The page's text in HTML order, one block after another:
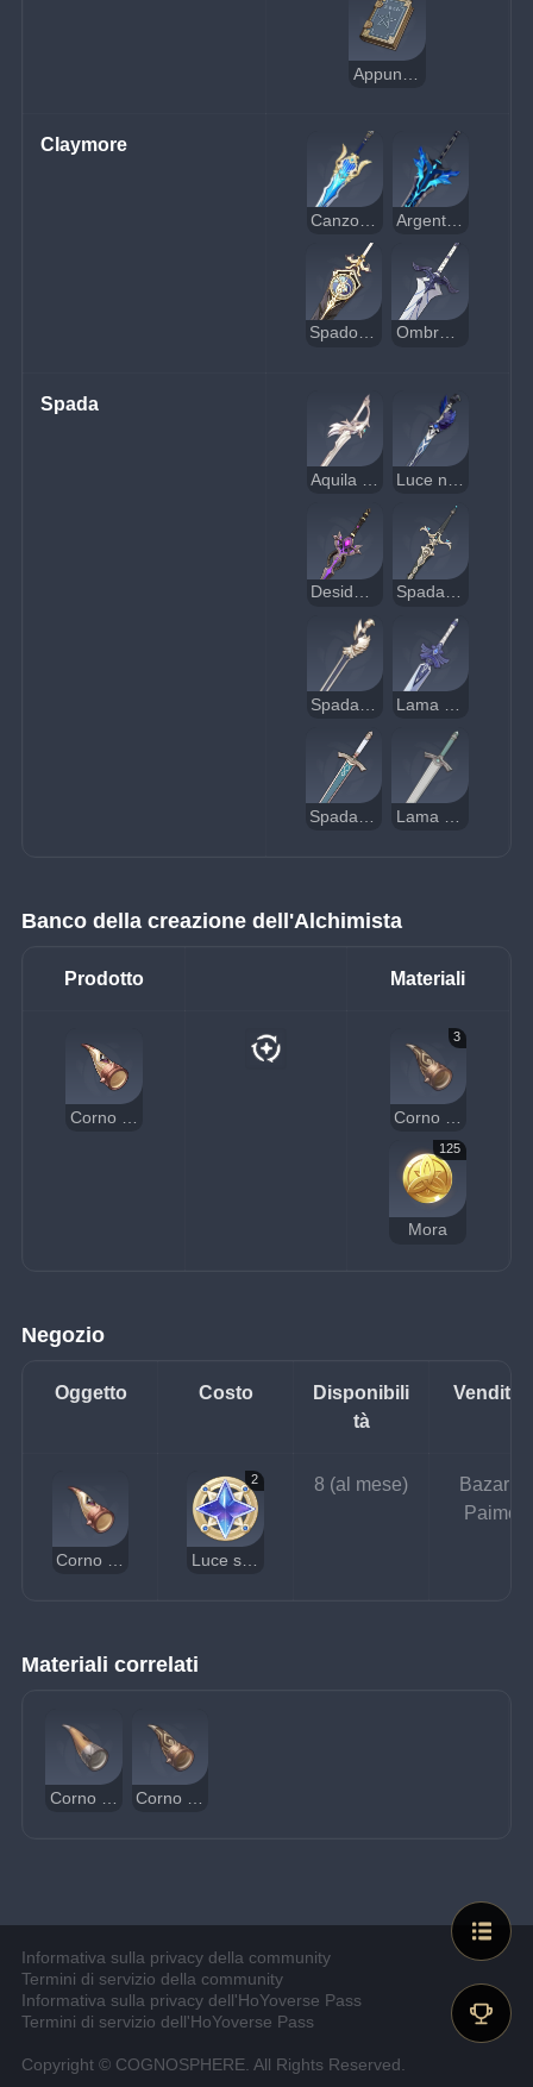
Claymore
Spadone del tempo Ombra di ferro
Spada
Desiderio purulento Spada lunga reale
Banco della creazione dell'Alchimista
Prodotto Materiali
3
125
Mora
Negozio
Oggetto Costo
Disponibili
tà
2
Luce stellare senza padrone
8 (al mese)
Bazar
Paimon
Materiali correlati
Informativa sulla privacy della community
Termini di servizio della community
Informativa sulla privacy dell'HoYoverse Pass
Termini di servizio dell'HoYoverse Pass
Copyright © COGNOSPHERE. All Rights Reserved.